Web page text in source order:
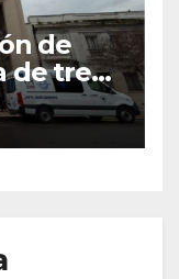
de
de tres
para
Familia